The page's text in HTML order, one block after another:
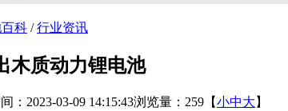
科 /行业资讯
木质动力锂电池
：2023-03-09 14:15:43浏览量：259 【小中大 】